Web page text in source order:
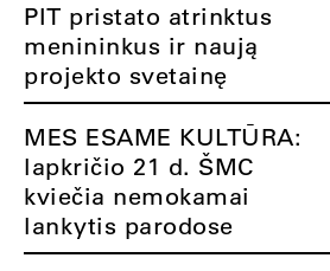
PIT pristato atrinktus
menininkus ir naują
projekto svetainę
MES ESAME KULTŪRA:
lapkričio 21 d. ŠMC
kviečia nemokamai
lankytis parodose